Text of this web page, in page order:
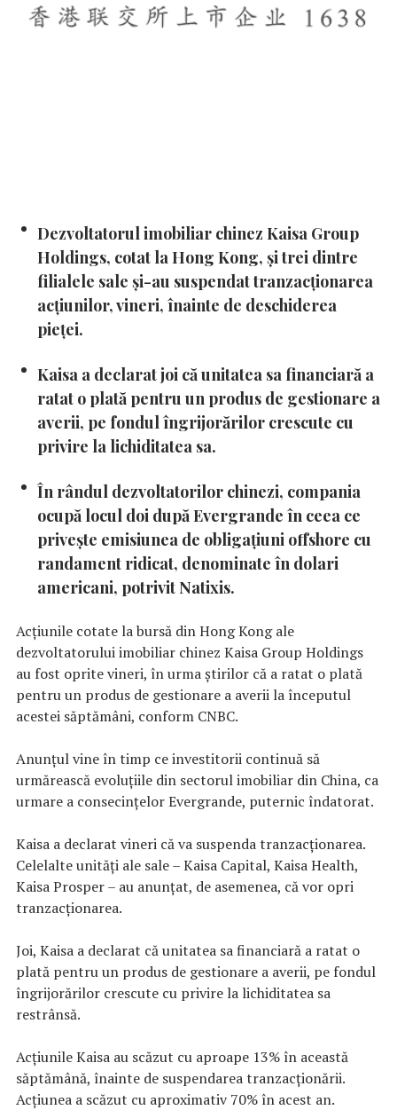
Dezvoltatorul imobiliar chinez Kaisa Group
Holdings, cotat la Hong Kong, și trei dintre
filialele sale și-au suspendat tranzacționarea
acțiunilor, vineri, înainte de deschiderea
pieței.
Kaisa a declarat joi că unitatea sa financiară a
ratat o plată pentru un produs de gestionare a
averii, pe fondul îngrijorărilor crescute cu
privire la lichiditatea sa.
În rândul dezvoltatorilor chinezi, compania
ocupă locul doi după Evergrande în ceea ce
privește emisiunea de obligațiuni offshore cu
randament ridicat, denominate în dolari
americani, potrivit Natixis.
Acțiunile cotate la bursă din Hong Kong ale
dezvoltatorului imobiliar chinez Kaisa Group Holdings
au fost oprite vineri, în urma știrilor că a ratat o plată
pentru un produs de gestionare a averii la începutul
acestei săptămâni, conform CNBC.
Anunţul vine în timp ce investitorii continuă să
urmărească evoluțiile din sectorul imobiliar din China, ca
urmare a consecințelor Evergrande, puternic îndatorat.
Kaisa a declarat vineri că va suspenda tranzacționarea.
Celelalte unități ale sale – Kaisa Capital, Kaisa Health,
Kaisa Prosper – au anunțat, de asemenea, că vor opri
tranzacționarea.
Joi, Kaisa a declarat că unitatea sa financiară a ratat o
plată pentru un produs de gestionare a averii, pe fondul
îngrijorărilor crescute cu privire la lichiditatea sa
restrânsă.
Acțiunile Kaisa au scăzut cu aproape 13% în această
săptămână, înainte de suspendarea tranzacționării.
Acţiunea a scăzut cu aproximativ 70% în acest an.